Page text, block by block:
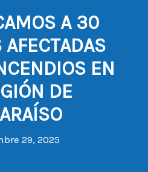
A 30
EN
DE
29, 2025